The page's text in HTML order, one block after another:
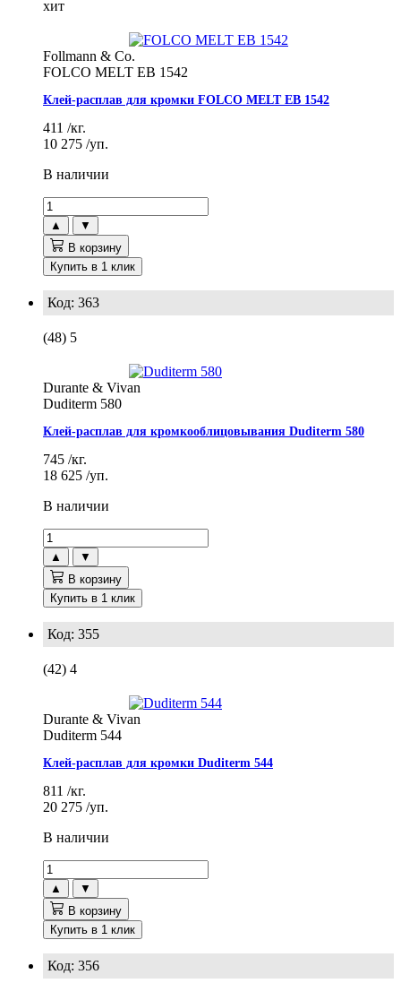
хит
Follmann & Co.
FOLCO MELT EB 1542
Клей-расплав для кромки FOLCO MELT EB 1542
411 /кг.
10 275 /уп.
В наличии
▲
▼
В корзину
Купить в 1 клик
Код: 363
(48) 5
Durante & Vivan
Duditerm 580
Клей-расплав для кромкооблицовывания Duditerm 580
745 /кг.
18 625 /уп.
В наличии
▲
▼
В корзину
Купить в 1 клик
Код: 355
(42) 4
Durante & Vivan
Duditerm 544
Клей-расплав для кромки Duditerm 544
811 /кг.
20 275 /уп.
В наличии
▲
▼
В корзину
Купить в 1 клик
Код: 356